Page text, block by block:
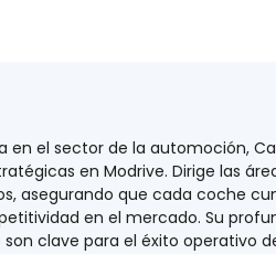
en el sector de la automoción,
en Modrive. Dirige las
asegurando que cada coche
en el mercado. Su
clave para el éxito operativo